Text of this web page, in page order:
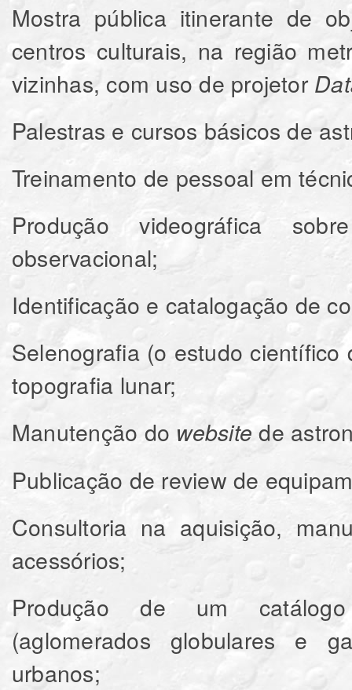
Mostra pública itinerante de
centros culturais, na região
vizinhas, com uso de projetor
Palestras e cursos básicos de
Treinamento de pessoal em
Produção videográfica
observacional;
Identificação e catalogação de
Selenografia (o estudo
topografia lunar;
Manutenção do website de
Publicação de review de
Consultoria na aquisição,
acessórios;
Produção de um
(aglomerados globulares e
urbanos;